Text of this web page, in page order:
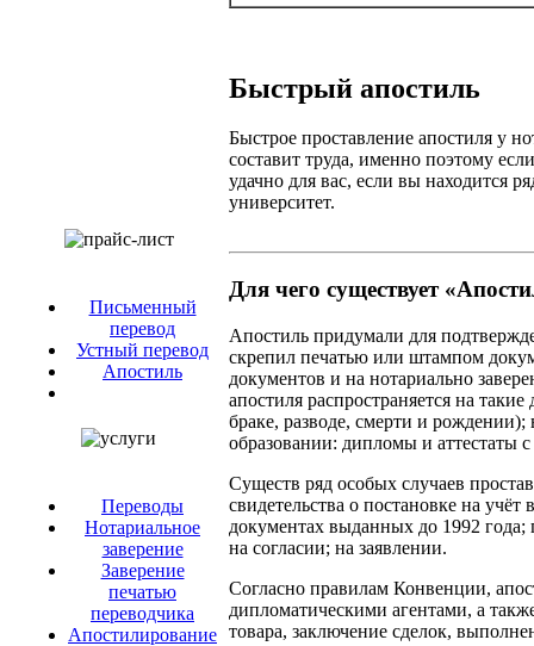
Письменный
перевод
Устный перевод
Апостиль
Переводы
Нотариальное
заверение
Заверение
печатью
переводчика
Апостилирование
Быстрый апостиль
Быстрое проставление апостиля у
составит труда, именно поэтому
удачно для вас, если вы находится
университет.
Для чего существует
Апостиль придумали для
скрепил печатью или штампом
документов и на нотариально
апостиля распространяется на
браке, разводе, смерти и
образовании: дипломы и аттестаты
Существ ряд особых случаев
свидетельства о постановке на
документах выданных до 1992 года;
на согласии; на заявлении.
Согласно правилам Конвенции,
дипломатическими агентами, а
товара, заключение сделок,